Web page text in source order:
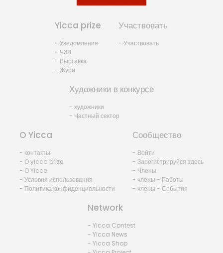
Yicca prize
- Уведомление
- ЧЗВ
- Выставка
- Жури
Участвовать
- Участвовать
Художники в конкурсе
- художники
- Частный сектор
O Yicca
- контакты
- O yicca prize
- O Yicca
- Условия использования
- Политика конфиденциальности
Сообщество
- Войти
- Зарегистрируйся здесь
- Члены
- члены - Работы
- члены - События
Network
- Yicca Contest
- Yicca News
- Yicca Shop